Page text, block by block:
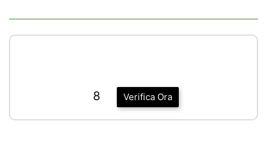
Verifica Ora
8